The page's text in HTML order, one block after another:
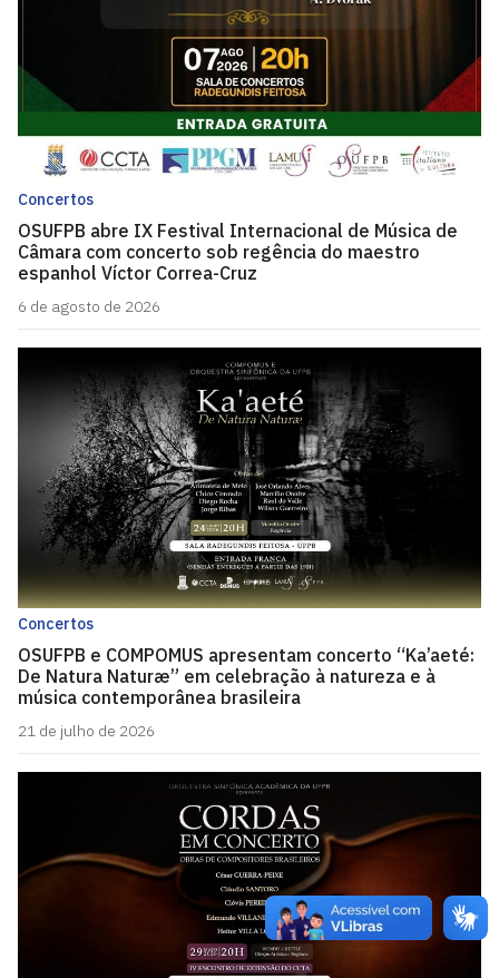
Concertos
OSUFPB abre IX Festival Internacional de Música de
Câmara com concerto sob regência do maestro
espanhol Víctor Correa-Cruz
6 de agosto de 2026
Concertos
OSUFPB e COMPOMUS apresentam concerto “Ka’aeté:
De Natura Naturæ” em celebração à natureza e à
música contemporânea brasileira
21 de julho de 2026